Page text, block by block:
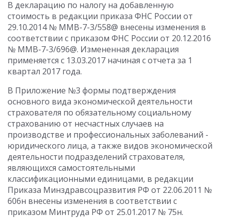
В декларацию по налогу на добавленную
стоимость в редакции приказа ФНС России от
29.10.2014 № ММВ-7-3/558@ внесены изменения в
соответствии с приказом ФНС России от 20.12.2016
№ ММВ-7-3/696@. Измененная декларация
применяется с 13.03.2017 начиная с отчета за 1
квартал 2017 года.
В Приложение №3 формы подтверждения
основного вида экономической деятельности
страхователя по обязательному социальному
страхованию от несчастных случаев на
производстве и профессиональных заболеваний -
юридического лица, а также видов экономической
деятельности подразделений страхователя,
являющихся самостоятельными
классификационными единицами, в редакции
Приказа Минздравсоцразвития РФ от 22.06.2011 №
606н внесены изменения в соответствии с
приказом Минтруда РФ от 25.01.2017 № 75н.